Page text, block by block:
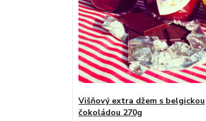
Višňový extra džem s belgickou
čokoládou 270g